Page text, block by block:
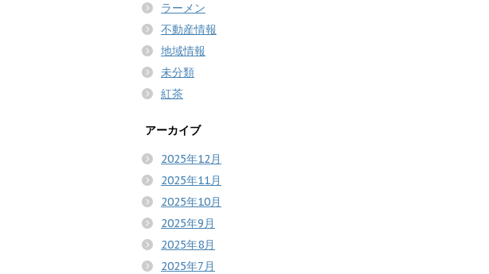
ラーメン
不動産情報
地域情報
未分類
紅茶
アーカイブ
2025年12月
2025年11月
2025年10月
2025年9月
2025年8月
2025年7月